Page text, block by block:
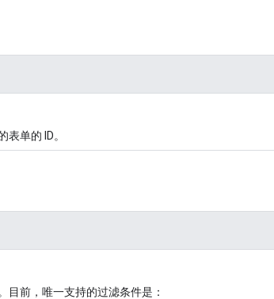
表单的 ID。
目前，唯一支持的过滤条件是：